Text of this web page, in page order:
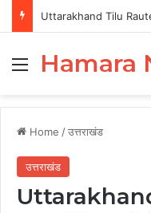
MenuHamara
Home /उत्तराखंड
उत्तराखंड